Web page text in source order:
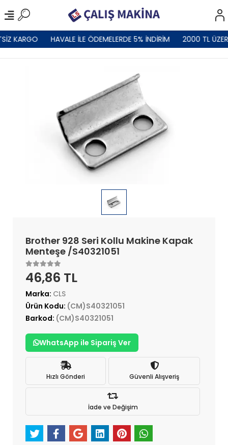
KARGO HAVALE İLE ÖDEMELERDE 5% İNDİRİM 2000 TL
Brother 928 Seri Kollu Makine Kapak
Menteşe /S40321051
46,86 TL
Marka: CLS
Ürün Kodu: (CM)S40321051
Barkod: (CM)S40321051
WhatsApp ile Sipariş Ver
Hızlı Gönderi Güvenli Alışveriş
İade ve Değişim